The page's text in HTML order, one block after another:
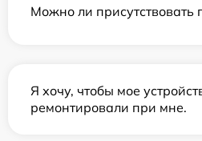
Можно ли присутствовать
Я хочу, чтобы мое
ремонтировали при мне.